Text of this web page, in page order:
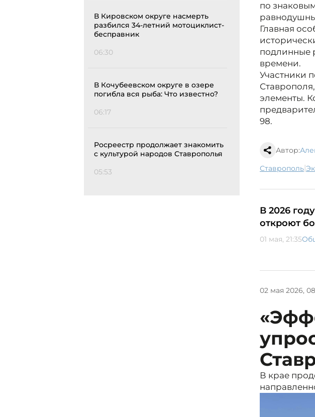
В Кировском округе насмерть
разбился 34-летний мотоциклист-
бесправник
06:30
В Кочубеевском округе в озере
погибла вся рыба: Что известно?
06:17
Росреестр продолжает знакомить
с культурой народов Ставрополья
05:53
по
Главная
подлинные
времени.
Участники
элементы.
98.
Автор:
Ставрополь|
В 2026
откроют
01 мая, 21:35
02 мая 2026,
В крае